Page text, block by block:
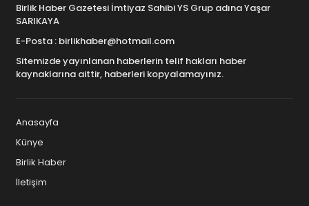
Birlik Haber Gazetesi İmtiyaz Sahibi YS Grup adına Yaşar
SARIKAYA
E-Posta : birlikhaber@hotmail.com
Sitemizde yayınlanan haberlerin telif hakları haber
kaynaklarına aittir, haberleri kopyalamayınız.
Anasayfa
Künye
Birlik Haber
İletişim